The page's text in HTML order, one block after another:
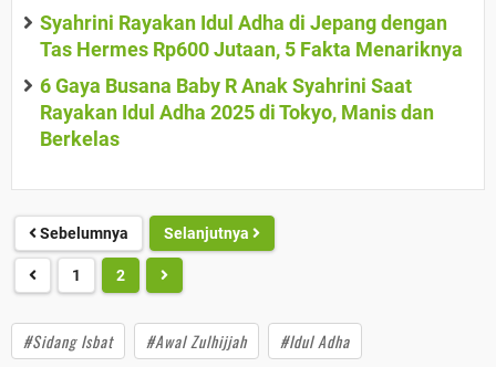
Syahrini Rayakan Idul Adha di Jepang dengan
Tas Hermes Rp600 Jutaan, 5 Fakta Menariknya
6 Gaya Busana Baby R Anak Syahrini Saat
Rayakan Idul Adha 2025 di Tokyo, Manis dan
Berkelas
Sebelumnya Selanjutnya
1 2
#Sidang Isbat #Awal Zulhijjah
#Idul Adha